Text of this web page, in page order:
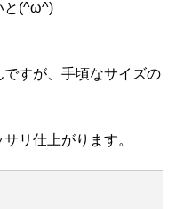
と(^ω^)
すが、手頃なサイズの
リ仕上がります。